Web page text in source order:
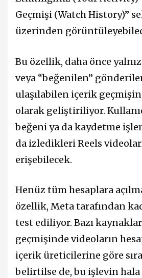
Geçmişi (Watch History)”
üzerinden
Bu özellik, daha önce
veya “beğenilen”
ulaşılabilen içerik
olarak geliştiriliyor.
beğeni ya da kaydetme
da izledikleri Reels
erişebilecek.
Henüz tüm hesaplara
özellik, Meta tarafından
test ediliyor. Bazı
geçmişinde videoların
içerik üreticilerine göre
belirtilse de, bu işlevin